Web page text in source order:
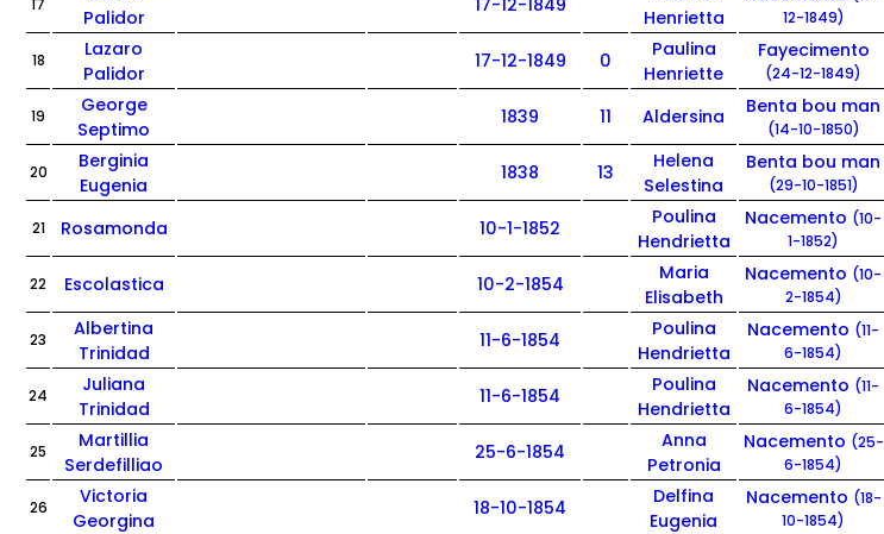
17
Palidor
17-12-1849
Henrietta
12-1849)
18
Lazaro
Palidor
17-12-1849 0
Paulina
Henriette
Fayecimento
(24-12-1849)
19
George
Septimo
1839 11 Aldersina Benta bou man
(14-10-1850)
20
Berginia
Eugenia
1838 13
Helena
Selestina
Benta bou man
(29-10-1851)
21 Rosamonda 10-1-1852
Poulina
Hendrietta
Nacemento (10-
1-1852)
22 Escolastica 10-2-1854
Maria
Elisabeth
Nacemento (10-
2-1854)
23
Albertina
Trinidad
11-6-1854
Poulina
Hendrietta
Nacemento (11-
6-1854)
24
Juliana
Trinidad
11-6-1854
Poulina
Hendrietta
Nacemento (11-
6-1854)
25
Martillia
Serdefilliao
25-6-1854
Anna
Petronia
Nacemento (25-
6-1854)
26
Victoria
Georgina
18-10-1854
Delfina
Eugenia
Nacemento (18-
10-1854)